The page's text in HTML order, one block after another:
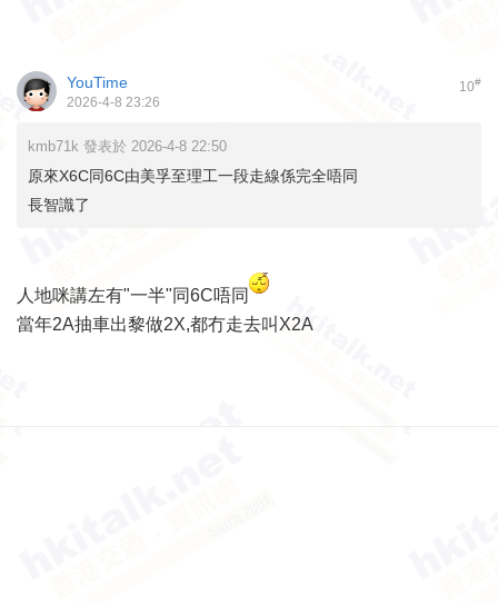
10#
YouTime
2026-4-8 23:26
kmb71k 發表於 2026-4-8 22:50
原來X6C同6C由美孚至理工一段走線係完全唔同
長智識了
人地咪講左有"一半"同6C唔同
當年2A抽車出黎做2X,都冇走去叫X2A